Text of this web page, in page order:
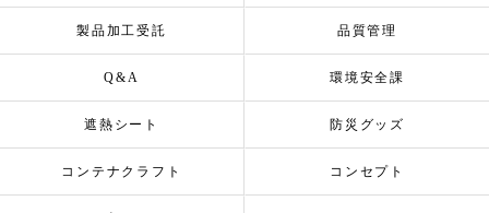
製品加工受託 品質管理
Q&A 環境安全課
遮熱シート 防災グッズ
コンテナクラフト コンセプト